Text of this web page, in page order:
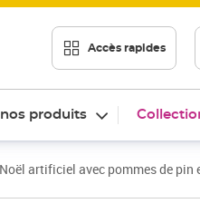
Accès rapides
produits
artificiel avec pommes de pin